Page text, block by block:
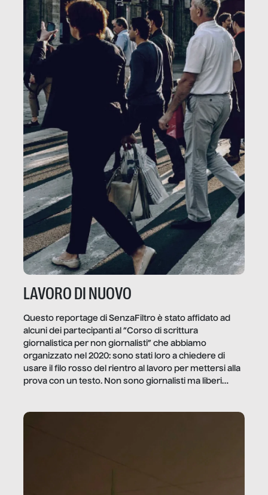
LAVORO DI NUOVO
Questo reportage di SenzaFiltro è stato affidato ad
alcuni dei partecipanti al “Corso di scrittura
giornalistica per non giornalisti” che abbiamo
organizzato nel 2020: sono stati loro a chiedere di
usare il filo rosso del rientro al lavoro per mettersi alla
prova con un testo. Non sono giornalisti ma liberi